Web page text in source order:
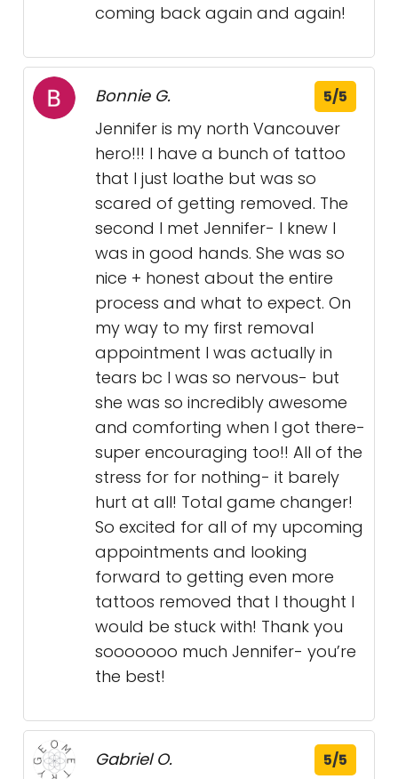
coming back again and again!
Bonnie G. 5/5
Jennifer is my north Vancouver
hero!!! I have a bunch of tattoo
that I just loathe but was so
scared of getting removed. The
second I met Jennifer- I knew I
was in good hands. She was so
nice + honest about the entire
process and what to expect. On
my way to my first removal
appointment I was actually in
tears bc I was so nervous- but
she was so incredibly awesome
and comforting when I got there-
super encouraging too!! All of the
stress for for nothing- it barely
hurt at all! Total game changer!
So excited for all of my upcoming
appointments and looking
forward to getting even more
tattoos removed that I thought I
would be stuck with! Thank you
sooooooo much Jennifer- you’re
the best!
Gabriel O. 5/5